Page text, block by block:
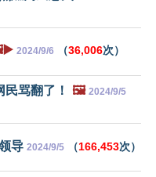
2024/9/6 （36,006次）
骂翻了！ 🖼️ 2024/9/5
导 2024/9/5 （166,453次）